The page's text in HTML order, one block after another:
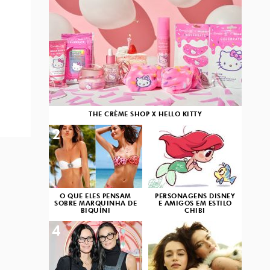
THE CRÈME SHOP X HELLO KITTY
O QUE ELES PENSAM
SOBRE MARQUINHA DE
BIQUÍNI
2
PERSONAGENS DISNEY
E AMIGOS EM ESTILO
CHIBI
3
4